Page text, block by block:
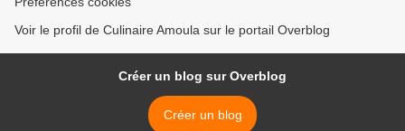
Voir le profil de Culinaire Amoula sur le portail Overblog
Créer un blog sur Overblog
Créer un blog